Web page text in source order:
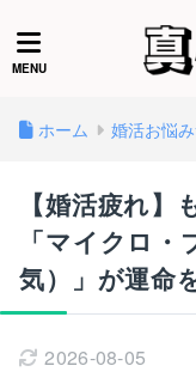
ホーム 婚活お悩
【婚活疲れ】
「マイクロ
気）」が運命
2026-08-05